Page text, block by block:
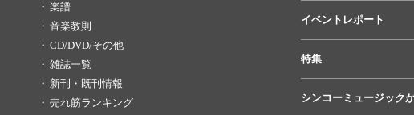
楽譜
音楽教則
CD/DVD/その他
雑誌一覧
新刊・既刊情報
売れ筋ランキング
イベントレポート
特集
シンコーミュージック